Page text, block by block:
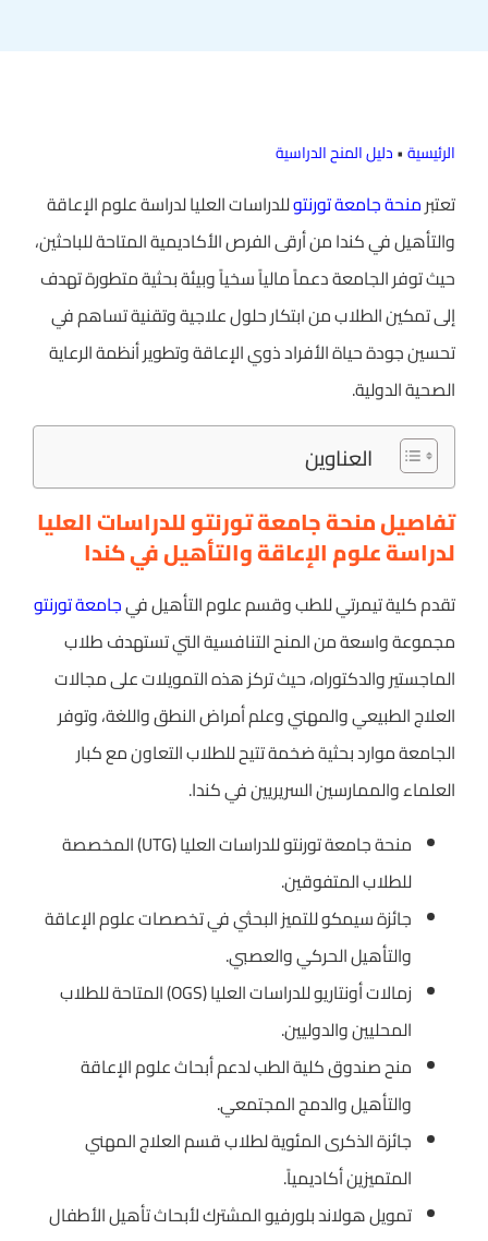
الرئيسية•دليل المنح الدراسية
تعتبرمنحة جامعة تورنتوللدراسات العليا لدراسة علوم الإعاقة
والتأهيل في كندا من أرقى الفرص الأكاديمية المتاحة للباحثين،
حيث توفر الجامعة دعماً مالياً سخياً وبيئة بحثية متطورة تهدف
إلى تمكين الطلاب من ابتكار حلول علاجية وتقنية تساهم في
تحسين جودة حياة الأفراد ذوي الإعاقة وتطوير أنظمة الرعاية
الصحية الدولية.
العناوين
تفاصيل منحة جامعة تورنتو للدراسات العليا
لدراسة علوم الإعاقة والتأهيل في كندا
تقدم كلية تيمرتي للطب وقسم علوم التأهيل فيجامعة تورنتو
مجموعة واسعة من المنح التنافسية التي تستهدف طلاب
الماجستير والدكتوراه، حيث تركز هذه التمويلات على مجالات
العلاج الطبيعي والمهني وعلم أمراض النطق واللغة، وتوفر
الجامعة موارد بحثية ضخمة تتيح للطلاب التعاون مع كبار
العلماء والممارسين السريريين في كندا.
منحة جامعة تورنتو للدراسات العليا (UTG) المخصصة
للطلاب المتفوقين.
جائزة سيمكو للتميز البحثي في تخصصات علوم الإعاقة
والتأهيل الحركي والعصبي.
زمالات أونتاريو للدراسات العليا (OGS) المتاحة للطلاب
المحليين والدوليين.
منح صندوق كلية الطب لدعم أبحاث علوم الإعاقة
والتأهيل والدمج المجتمعي.
جائزة الذكرى المئوية لطلاب قسم العلاج المهني
المتميزين أكاديمياً.
تمويل هولاند بلورفيو المشترك لأبحاث تأهيل الأطفال